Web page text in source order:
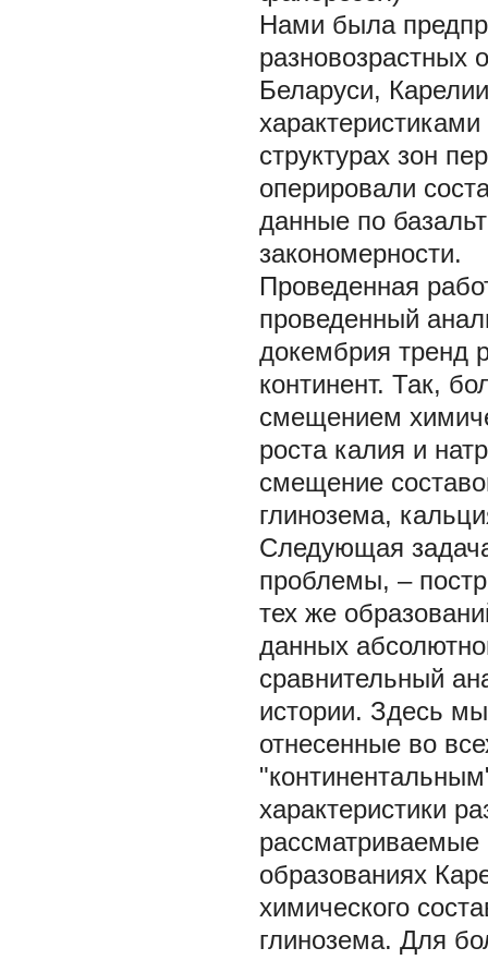
Нами была
разновозрастных
Беларуси,
структурах зон
оперировали
данные по
закономерности.
Проведенная
проведенный
докембрия тренд
континент. Так,
смещением
роста калия и
смещение
глинозема,
Следующая
проблемы, –
тех же
данных
сравнительный
истории. Здесь
отнесенные во
характеристики
рассматриваемые
образованиях
химического
глинозема. Для